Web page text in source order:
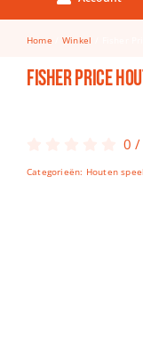
Keuken & Tafelen
Kinderfietsen
Knutselen
Spellen
Home Winkel
Fisher Price
0 /
Categorieën: Houten